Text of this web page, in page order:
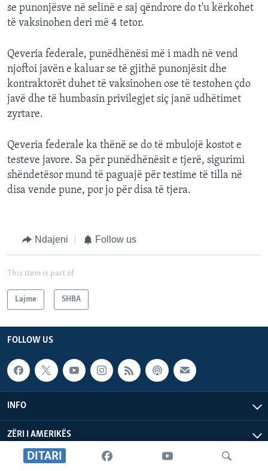
DITARI
se punonjësve në selinë e saj qëndrore do t'u kërkohet
të vaksinohen deri më 4 tetor.
Qeveria federale, punëdhënësi më i madh në vend
njoftoi javën e kaluar se të gjithë punonjësit dhe
kontraktorët duhet të vaksinohen ose të testohen çdo
javë dhe të humbasin privilegjet siç janë udhëtimet
zyrtare.
Qeveria federale ka thënë se do të mbulojë kostot e
testeve javore. Sa për punëdhënësit e tjerë, sigurimi
shëndetësor mund të paguajë për testime të tilla në
disa vende pune, por jo për disa të tjera.
Ndajeni Follow us
This item is part of
Lajme SHBA
FOLLOW US
INFO
ZËRI I AMERIKËS